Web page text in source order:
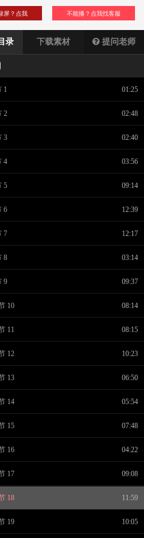
不能播？点我找客服
屏？点我
录 下载素材 提问老师
1 01:25
2 02:48
3 02:40
4 03:56
5 09:14
6 12:39
7 12:17
8 03:14
9 09:37
10 08:14
11 08:15
12 10:23
13 06:50
14 05:54
15 07:48
16 04:22
17 09:08
18 11:59
19 10:05